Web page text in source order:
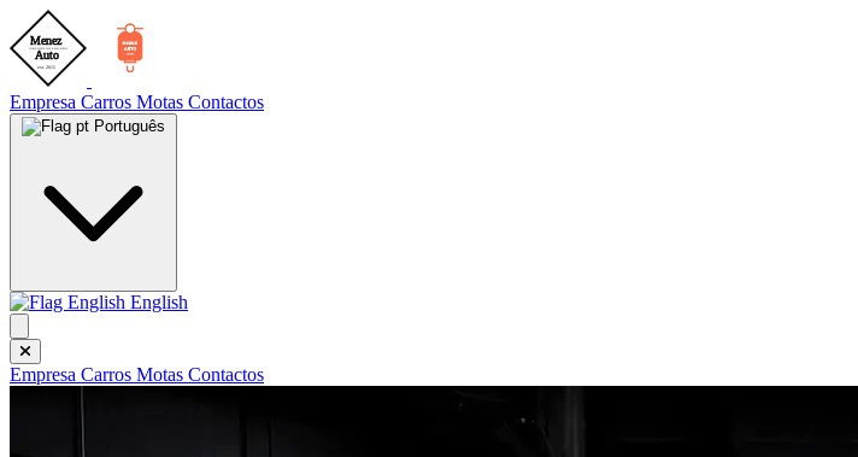
Empresa Carros Motas Contactos
Português
English
Empresa Carros Motas Contactos